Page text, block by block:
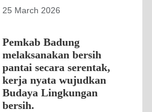
25 March 2026
Pemkab Badung
melaksanakan bersih
pantai secara serentak,
kerja nyata wujudkan
Budaya Lingkungan
bersih.